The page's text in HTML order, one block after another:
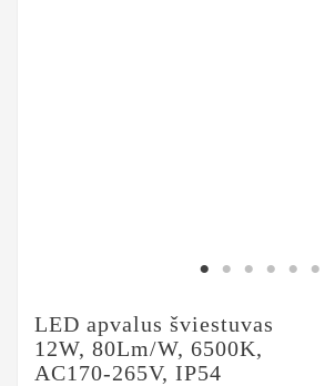
LED apvalus šviestuvas
12W, 80Lm/W, 6500K,
AC170-265V, IP54